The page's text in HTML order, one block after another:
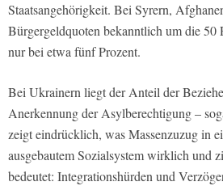
Staatsangehörigkeit. Bei Syrern,
Bürgergeldquoten bekanntlich um die 50
nur bei etwa fünf Prozent.
Bei Ukrainern liegt der Anteil der
Anerkennung der Asylberechtigung –
zeigt eindrücklich, was Massenzuzug in
ausgebautem Sozialsystem wirklich und
bedeutet: Integrationshürden und